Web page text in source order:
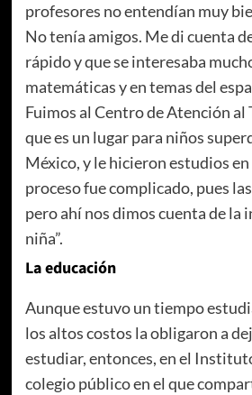
profesores no entendían muy
No tenía amigos. Me di cuenta
rápido y que se interesaba
matemáticas y en temas del
Fuimos al Centro de Atención al
que es un lugar para niños
México, y le hicieron estudios en
proceso fue complicado, pues
pero ahí nos dimos cuenta de la
niña”.
La educación
Aunque estuvo un tiempo
los altos costos la obligaron a
estudiar, entonces, en el
colegio público en el que